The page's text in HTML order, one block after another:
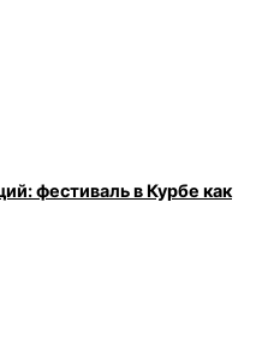
фестиваль в Курбе как